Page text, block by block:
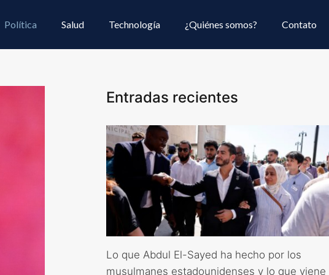
Política Salud Technología ¿Quiénes somos? Contato
Entradas recientes
Lo que Abdul El-Sayed ha hecho por los
musulmanes estadounidenses y lo que viene